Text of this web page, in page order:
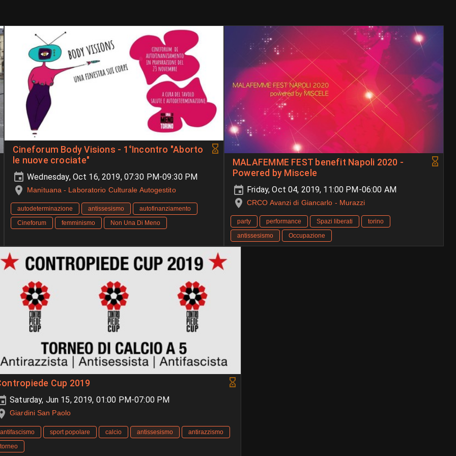
Cineforum Body Visions - 1°Incontro "Aborto
le nuove crociate"
Wednesday, Oct 16, 2019, 07:30 PM-09:30 PM
Manituana - Laboratorio Culturale Autogestito
autodeterminazione antissesismo
autofinanziamento
Cineforum
femminismo Non Una Di Meno
MALAFEMME FEST benefit Napoli 2020 -
Powered by Miscele
Friday, Oct 04, 2019, 11:00 PM-06:00 AM
CRCO Avanzi di Giancarlo - Murazzi
party performance Spazi liberati
torino
antissesismo
Occupazione
Cup 2019
Saturday, Jun 15, 2019, 01:00 PM-07:00 PM
Giardini San Paolo
antifascismo sport popolare calcio antissesismo
antirazzismo
torneo